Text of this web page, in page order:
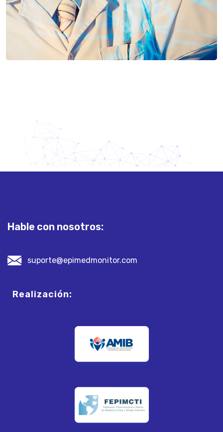
Hable con nosotros:
suporte@epimedmonitor.com
Realización: